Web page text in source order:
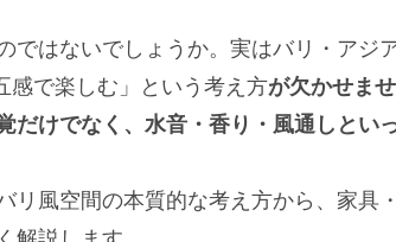
ではないでしょうか。実はバリ・アジ
感で楽しむ」という考え方が欠かせま
だけでなく、水音・香り・風通しとい
リ風空間の本質的な考え方から、家具